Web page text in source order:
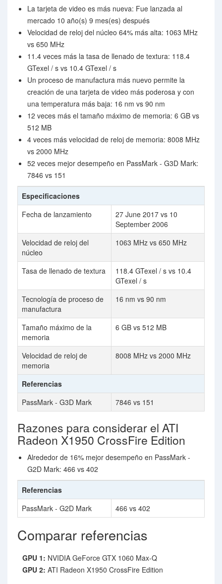
La tarjeta de video es más nueva: Fue lanzada al
mercado 10 año(s) 9 mes(es) después
Velocidad de reloj del núcleo 64% más alta: 1063 MHz
vs 650 MHz
11.4 veces más la tasa de llenado de textura: 118.4
GTexel / s vs 10.4 GTexel / s
Un proceso de manufactura más nuevo permite la
creación de una tarjeta de video más poderosa y con
una temperatura más baja: 16 nm vs 90 nm
12 veces más el tamaño máximo de memoria: 6 GB vs
512 MB
4 veces más velocidad de reloj de memoria: 8008 MHz
vs 2000 MHz
52 veces mejor desempeño en PassMark - G3D Mark:
7846 vs 151
Especificaciones
Fecha de lanzamiento
27 June 2017 vs 10
September 2006
Velocidad de reloj del
núcleo
1063 MHz vs 650 MHz
Tasa de llenado de textura
118.4 GTexel / s vs 10.4
GTexel / s
Tecnología de proceso de
manufactura
16 nm vs 90 nm
Tamaño máximo de la
memoria
6 GB vs 512 MB
Velocidad de reloj de
memoria
8008 MHz vs 2000 MHz
Referencias
PassMark - G3D Mark
7846 vs 151
Razones para considerar el ATI
Radeon X1950 CrossFire Edition
Alrededor de 16% mejor desempeño en PassMark -
G2D Mark: 466 vs 402
Referencias
PassMark - G2D Mark
466 vs 402
Comparar referencias
GPU 1: NVIDIA GeForce GTX 1060 Max-Q
GPU 2: ATI Radeon X1950 CrossFire Edition